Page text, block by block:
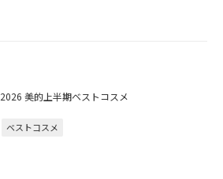
2026 美的上半期ベストコスメ
ベストコスメ